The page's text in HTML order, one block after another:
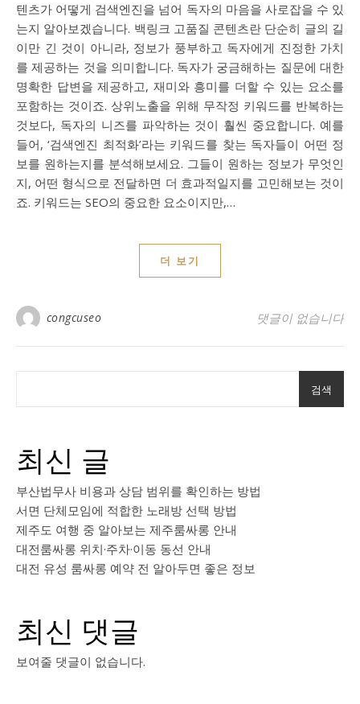
텐츠가 어떻게 검색엔진을 넘어 독자의 마음을 사로잡을 수 있
는지 알아보겠습니다. 백링크 고품질 콘텐츠란 단순히 글의 길
이만 긴 것이 아니라, 정보가 풍부하고 독자에게 진정한 가치
를 제공하는 것을 의미합니다. 독자가 궁금해하는 질문에 대한
명확한 답변을 제공하고, 재미와 흥미를 더할 수 있는 요소를
포함하는 것이죠. 상위노출을 위해 무작정 키워드를 반복하는
것보다, 독자의 니즈를 파악하는 것이 훨씬 중요합니다. 예를
들어, ‘검색엔진 최적화’라는 키워드를 찾는 독자들이 어떤 정
보를 원하는지를 분석해보세요. 그들이 원하는 정보가 무엇인
지, 어떤 형식으로 전달하면 더 효과적일지를 고민해보는 것이
죠. 키워드는 SEO의 중요한 요소이지만,…
더 보기
congcuseo 댓글이 없습니다
검색
최신 글
부산법무사 비용과 상담 범위를 확인하는 방법
서면 단체모임에 적합한 노래방 선택 방법
제주도 여행 중 알아보는 제주룸싸롱 안내
대전룸싸롱 위치·주차·이동 동선 안내
대전 유성 룸싸롱 예약 전 알아두면 좋은 정보
최신 댓글
보여줄 댓글이 없습니다.